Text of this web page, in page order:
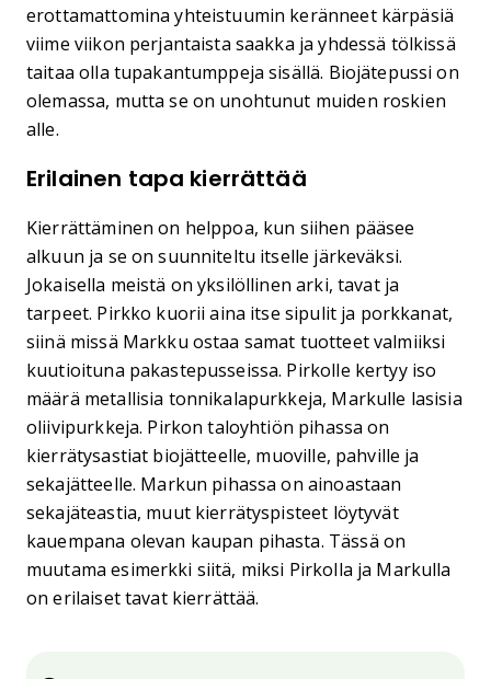
erottamattomina yhteistuumin keränneet kärpäsiä
viime viikon perjantaista saakka ja yhdessä tölkissä
taitaa olla tupakantumppeja sisällä. Biojätepussi on
olemassa, mutta se on unohtunut muiden roskien
alle.
Erilainen tapa kierrättää
Kierrättäminen on helppoa, kun siihen pääsee
alkuun ja se on suunniteltu itselle järkeväksi.
Jokaisella meistä on yksilöllinen arki, tavat ja
tarpeet. Pirkko kuorii aina itse sipulit ja porkkanat,
siinä missä Markku ostaa samat tuotteet valmiiksi
kuutioituna pakastepusseissa. Pirkolle kertyy iso
määrä metallisia tonnikalapurkkeja, Markulle lasisia
oliivipurkkeja. Pirkon taloyhtiön pihassa on
kierrätysastiat biojätteelle, muoville, pahville ja
sekajätteelle. Markun pihassa on ainoastaan
sekajäteastia, muut kierrätyspisteet löytyvät
kauempana olevan kaupan pihasta. Tässä on
muutama esimerkki siitä, miksi Pirkolla ja Markulla
on erilaiset tavat kierrättää.